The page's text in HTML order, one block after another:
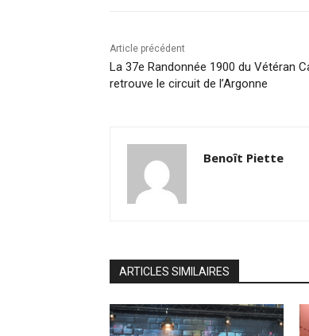
Article précédent
La 37e Randonnée 1900 du Vétéran
retrouve le circuit de l’Argonne
Benoît Piette
ARTICLES SIMILAIRES